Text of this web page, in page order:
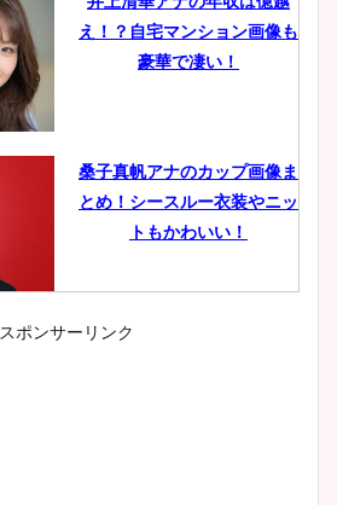
え！？自宅マンション画像も
豪華で凄い！
桑子真帆アナのカップ画像ま
とめ！シースルー衣装やニッ
トもかわいい！
小室瑛莉子のカップ画像まと
スポンサーリンク